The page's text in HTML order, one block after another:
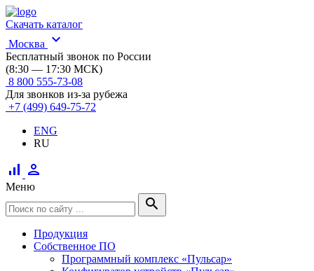
Скачать каталог
Москва
expand_more
Бесплатный звонок по России
(8:30 — 17:30 МСК)
8 800 555-73-08
Для звонков из-за рубежа
+7 (499) 649-75-72
ENG
RU
signal_cellular_alt person
Меню
search
Продукция
Собственное ПО
Программный комплекс «Пульсар»